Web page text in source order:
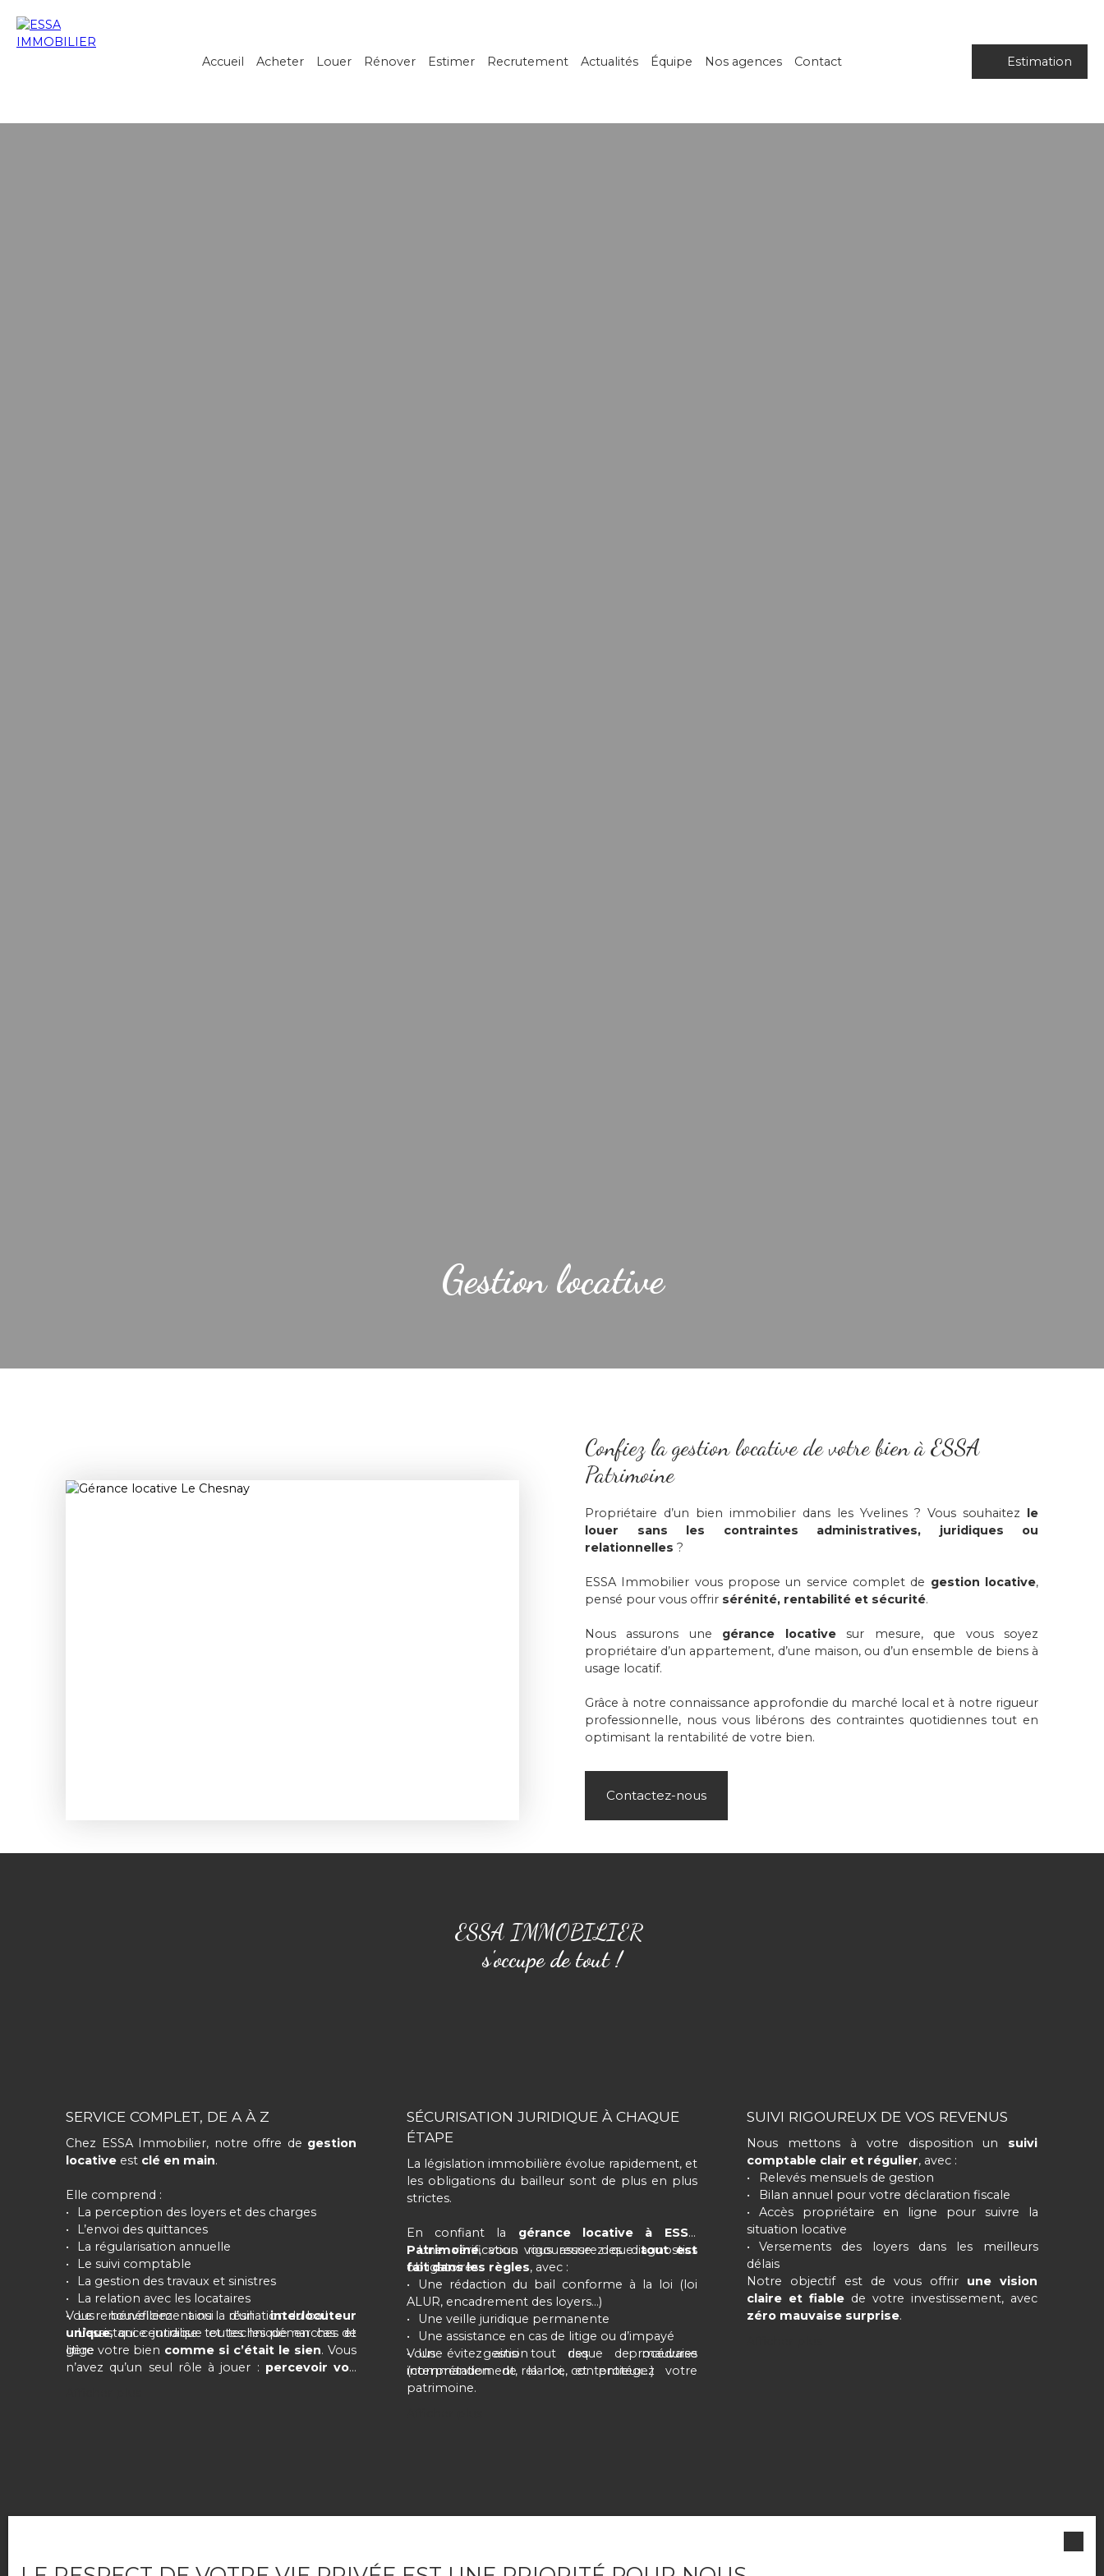
Accueil Acheter Louer Rénover Estimer Recrutement Actualités Équipe Nos agences Contact Estimation
Gestion locative
Confiez la gestion locative de votre bien à ESSA
Patrimoine
Propriétaire d’un bien immobilier dans les Yvelines ? Vous souhaitez le
louer sans les contraintes administratives, juridiques ou
relationnelles ?
ESSA Immobilier vous propose un service complet de gestion locative,
pensé pour vous offrir sérénité, rentabilité et sécurité.
Nous assurons une gérance locativesur mesure, que vous soyez
propriétaire d’un appartement, d’une maison, ou d’un ensemble de biens à
usage locatif.
Grâce à notre connaissance approfondie du marché local et à notre rigueur
professionnelle, nous vous libérons des contraintes quotidiennes tout en
optimisant la rentabilité de votre bien.
Contactez-nous
ESSA IMMOBILIER
s'occupe de tout !
SERVICE COMPLET, DE A À Z
Chez ESSA Immobilier, notre offre de gestion
locative est clé en main.
Elle comprend :
La perception des loyers et des charges
L’envoi des quittances
La régularisation annuelle
Le suivi comptable
La gestion des travaux et sinistres
La relation avec les locataires
Le renouvellement ou la résiliation du bail
L’assistance juridique et technique en cas de
litige
Vous bénéficiez ainsi d’uninterlocuteur
unique, qui centralise toutes les démarches et
gère votre bien comme si c’était le sien. Vous
n’avez qu’un seul rôle à jouer : percevoir vos
SÉCURISATION JURIDIQUE À CHAQUE
ÉTAPE
La législation immobilière évolue rapidement, et
les obligations du bailleur sont de plus en plus
strictes.
En confiant la gérance locative à ESSA
Patrimoine, vous vous assurez quetout est
fait dans les règles, avec :
Une vérification rigoureuse des diagnostics
obligatoires
Une rédaction du bail conforme à la loi (loi
ALUR, encadrement des loyers…)
Une veille juridique permanente
Une assistance en cas de litige ou d’impayé
Une gestion des procédures
(commandement, relance, contentieux…)
Vous évitez ainsi tout risque de mauvaise
interprétation de la loi, et protégez votre
patrimoine.
SUIVI RIGOUREUX DE VOS REVENUS
Nous mettons à votre disposition un suivi
comptable clair et régulier, avec :
Relevés mensuels de gestion
Bilan annuel pour votre déclaration fiscale
Accès propriétaire en ligne pour suivre la
situation locative
Versements des loyers dans les meilleurs
délais
Notre objectif est de vous offrir une vision
claire et fiable de votre investissement, avec
zéro mauvaise surprise.